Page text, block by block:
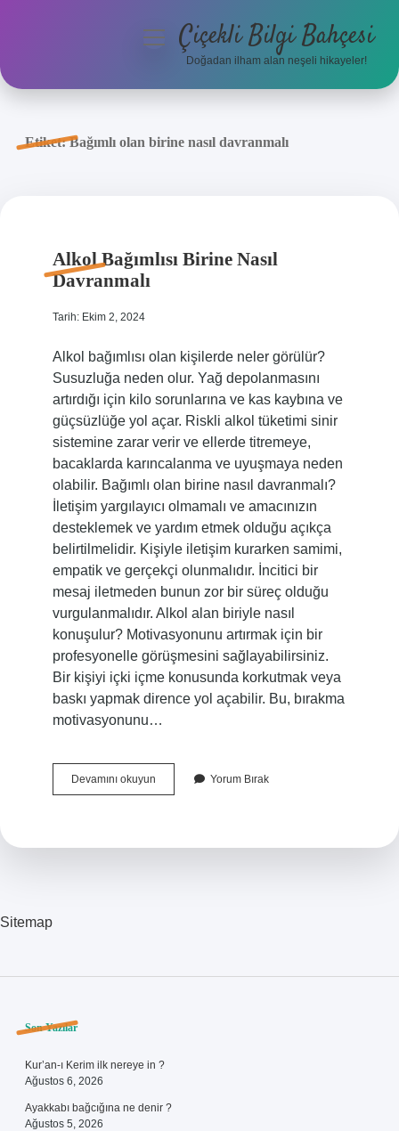
Anasayfa
menüyüÇiçekli Bilgi Bahçesi
Doğadan ilham alan neşeli hikayeler!
Etiket:Bağımlı olan birine nasıl davranmalı
Alkol Bağımlısı Birine Nasıl
Davranmalı
Tarih: Ekim 2, 2024
Alkol bağımlısı olan kişilerde neler görülür?
Susuzluğa neden olur. Yağ depolanmasını
artırdığı için kilo sorunlarına ve kas kaybına ve
güçsüzlüğe yol açar. Riskli alkol tüketimi sinir
sistemine zarar verir ve ellerde titremeye,
bacaklarda karıncalanma ve uyuşmaya neden
olabilir. Bağımlı olan birine nasıl davranmalı?
İletişim yargılayıcı olmamalı ve amacınızın
desteklemek ve yardım etmek olduğu açıkça
belirtilmelidir. Kişiyle iletişim kurarken samimi,
empatik ve gerçekçi olunmalıdır. İncitici bir
mesaj iletmeden bunun zor bir süreç olduğu
vurgulanmalıdır. Alkol alan biriyle nasıl
konuşulur? Motivasyonunu artırmak için bir
profesyonelle görüşmesini sağlayabilirsiniz.
Bir kişiyi içki içme konusunda korkutmak veya
baskı yapmak dirence yol açabilir. Bu, bırakma
motivasyonunu…
Devamını okuyunAlkol
Bağımlısı
Yorum Bırak
Sitemap
Sidebar
Son Yazılar
Kur’an-ı Kerim ilk nereye in ?
Ağustos 6, 2026
Ayakkabı bağcığına ne denir ?
Ağustos 5, 2026